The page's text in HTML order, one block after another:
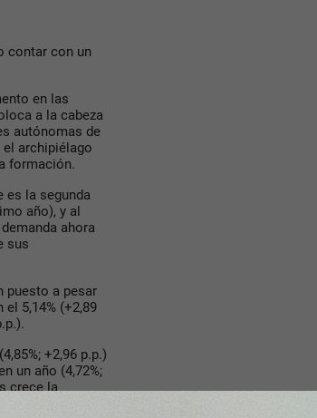
contar con un
en las
a la cabeza
autónomas de
el archipiélago
formación.
es la segunda
año), y al
ahora
sus
puesto a pesar
5,14% (+2,89
+2,96 p.p.)
un año (4,72%;
crece la